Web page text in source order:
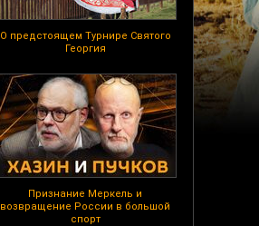
О предстоящем Турнире Святого
Георгия
Признание Меркель и
возвращение России в большой
спорт